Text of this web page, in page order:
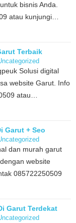
bisnis Anda.
atau kunjungi…
Terbaik
Solusi digital
website Garut. Info
atau…
Garut + Seo
dan murah garut
website
085722250509
Garut Terdekat